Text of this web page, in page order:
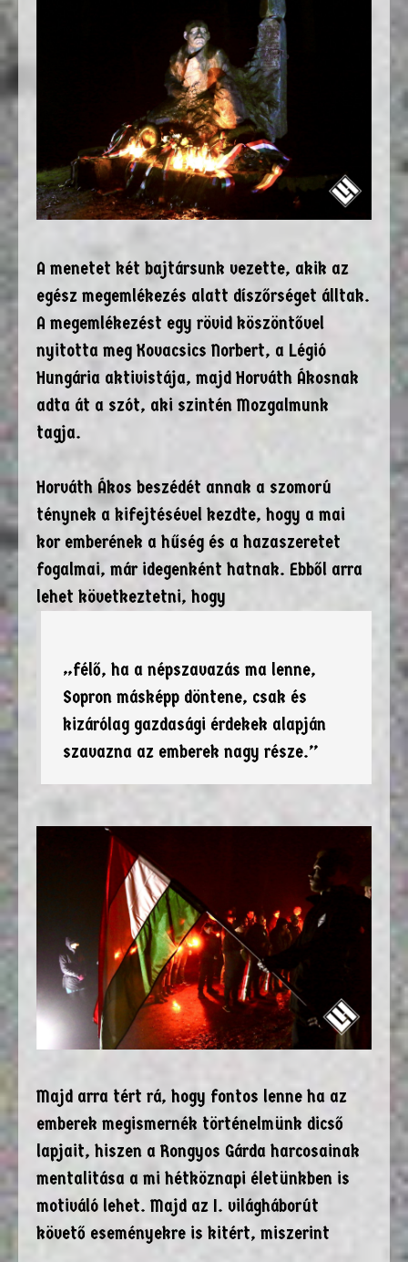
A menetet két bajtársunk vezette, akik az
egész megemlékezés alatt díszőrséget álltak.
A megemlékezést egy rövid köszöntővel
nyitotta meg Kovacsics Norbert, a Légió
Hungária aktivistája, majd Horváth Ákosnak
adta át a szót, aki szintén Mozgalmunk
tagja.
Horváth Ákos beszédét annak a szomorú
ténynek a kifejtésével kezdte, hogy a mai
kor emberének a hűség és a hazaszeretet
fogalmai, már idegenként hatnak. Ebből arra
lehet következtetni, hogy
„félő, ha a népszavazás ma lenne,
Sopron másképp döntene, csak és
kizárólag gazdasági érdekek alapján
szavazna az emberek nagy része.”
Majd arra tért rá, hogy fontos lenne ha az
emberek megismernék történelmünk dicső
lapjait, hiszen a Rongyos Gárda harcosainak
mentalitása a mi hétköznapi életünkben is
motiváló lehet. Majd az I. világháborút
követő eseményekre is kitért, miszerint